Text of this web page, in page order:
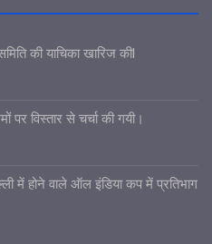
की याचिका खारिज कीl
पर विस्तार से चर्चा की गयी।
में होने वाले ऑल इंडिया कप में प्रतिभाग